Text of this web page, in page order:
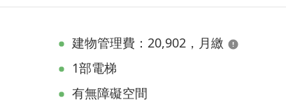
建物管理費：20,902，月繳
1部電梯
有無障礙空間